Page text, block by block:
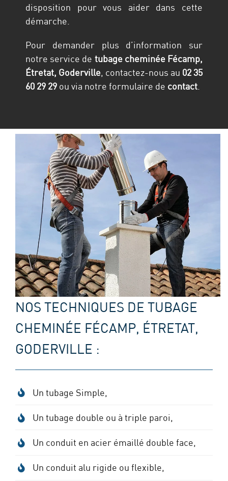
disposition pour vous aider dans cette
démarche.
Pour demander plus d’information sur
notre service de tubage cheminée Fécamp,
Étretat, Goderville, contactez-nous au 02 35
60 29 29 ou via notre formulaire de contact.
NOS TECHNIQUES DE TUBAGE
CHEMINÉE FÉCAMP, ÉTRETAT,
GODERVILLE :
Un tubage Simple,
Un tubage double ou à triple paroi,
Un conduit en acier émaillé double face,
Un conduit alu rigide ou flexible,